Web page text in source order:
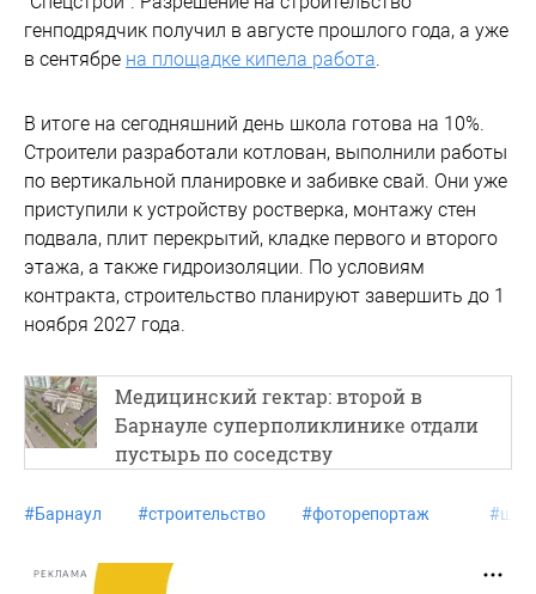
генподрядчик получил в августе прошлого года, а уже
в сентябре на площадке кипела работа.
В итоге на сегодняшний день школа готова на 10%.
Строители разработали котлован, выполнили работы
по вертикальной планировке и забивке свай. Они уже
приступили к устройству ростверка, монтажу стен
подвала, плит перекрытий, кладке первого и второго
этажа, а также гидроизоляции. По условиям
контракта, строительство планируют завершить до 1
ноября 2027 года.
Медицинский гектар: второй в
Барнауле суперполиклинике отдали
пустырь по соседству
#Барнаул #строительство #фоторепортаж #
РЕКЛАМА